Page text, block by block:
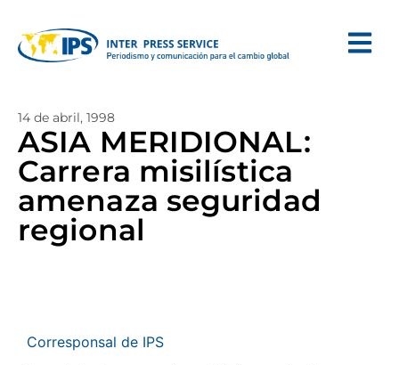
14 de abril, 1998
ASIA MERIDIONAL:
Carrera misilística
amenaza seguridad
regional
Corresponsal de IPS